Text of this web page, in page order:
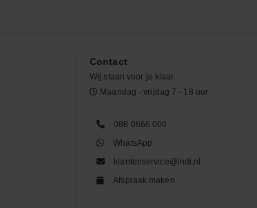
Contact
Wij staan voor je klaar.
Maandag - vrijdag 7 - 18 uur
088 0666 000
WhatsApp
klantenservice@indi.nl
Afspraak maken